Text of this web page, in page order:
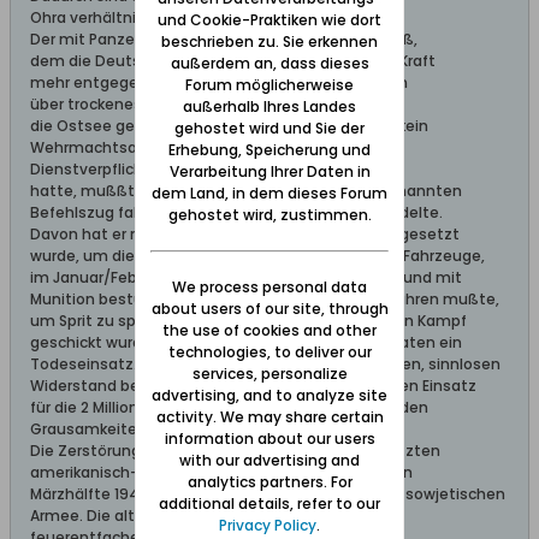
Ohra verhältnismäßig wenig zertstört worden.
Der mit Panzern geführte sowjetische Frontvorstoß,
dem die Deutsche Wehrmacht keine gepanzerte Kraft
mehr entgegen zu setzen hatte, wurde militärisch
über trockenes Land Pommerns, zur Abrieglung an
die Ostsee geführt.- Mein Vater als Lokführer, der kein
Wehrmachtsangehörigrt war, aber sogenante
Dienstverpflichtung
hatte, mußßte in den letzten Monaten den sogenannten
Befehlszug fahren, der täglich den Standort wechdelte.
Davon hat er mir berichtet, daß die Reichbahn eingesetzt
wurde, um die restlichen gepanzerten deutschen Fahrzeuge,
im Januar/Februar 1945 per Güterzug, aufgetankt und mit
Munition bestückt, gen Süden in Richtung Thorn fahren mußte,
um Sprit zu sparen und die dann dort in den letzten Kampf
geschickt wurden. Das war für die Deutschen Soldaten ein
Todeseinsatz. Also ein Opfer für den zerstörerischen, sinnlosen
Widerstand bei Danzig. Es sei denn man rühmt ihren Einsatz
für die 2 Millionen Flüchtlinge über die Ostsee, die den
Grausamkeiten der Sieger entkommen konnten.
Die Zerstörung Danzigs ist eine Folge der eingesetzten
amerikanisch-britischen Luftangriffe in der zweiten
Märzhälfte 1945 und der von Norden einrückenden sowjetischen
Armee. Die alte Stadt wurde im Bodenkampf mit
und Cookie-Praktiken wie dort
beschrieben zu. Sie erkennen
außerdem an, dass dieses
Forum möglicherweise
außerhalb Ihres Landes
gehostet wird und Sie der
Erhebung, Speicherung und
Verarbeitung Ihrer Daten in
dem Land, in dem dieses Forum
gehostet wird, zustimmen.
We process personal data
about users of our site, through
the use of cookies and other
technologies, to deliver our
services, personalize
advertising, and to analyze site
activity. We may share certain
information about our users
with our advertising and
analytics partners. For
additional details, refer to our
Privacy Policy.